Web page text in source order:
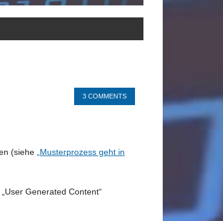
3 COMMENTS
(siehe
„Musterprozess geht in
Generated Content“